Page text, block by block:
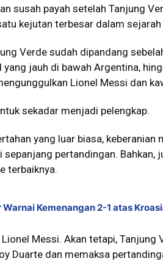
susah payah setelah Tanjung
kejutan terbesar dalam sejarah
Verde sudah dipandang
jauh di bawah Argentina,
Lionel Messi dan
sekadar menjadi pelengkap.
yang luar biasa, keberanian
pertandingan. Bahkan,
terbaiknya.
Kemenangan 2-1 atas
Messi. Akan tetapi, Tanjung
Duarte dan memaksa